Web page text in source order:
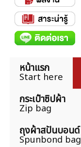
หน้าแรก
Start here
กระเป๋าซิปผ้า
Zip bag
ถุงผ้าสปันบอนด์
Spunbond bag